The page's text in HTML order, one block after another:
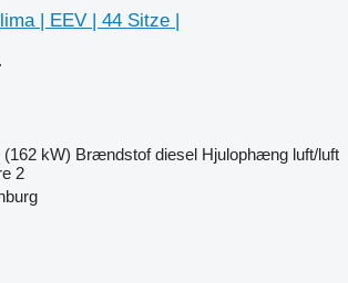
| EEV | 44 Sitze |
(162 kW) Brændstof diesel Hjulophæng luft/luft
2